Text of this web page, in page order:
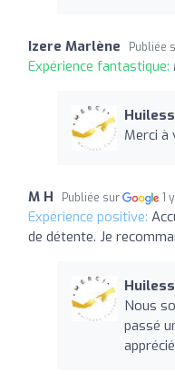
Izere Marlène Publiée
Expérience fantastique:
Merci à
M H Publiée sur 1
Expérience positive:
de détente. Je
Nous
passé